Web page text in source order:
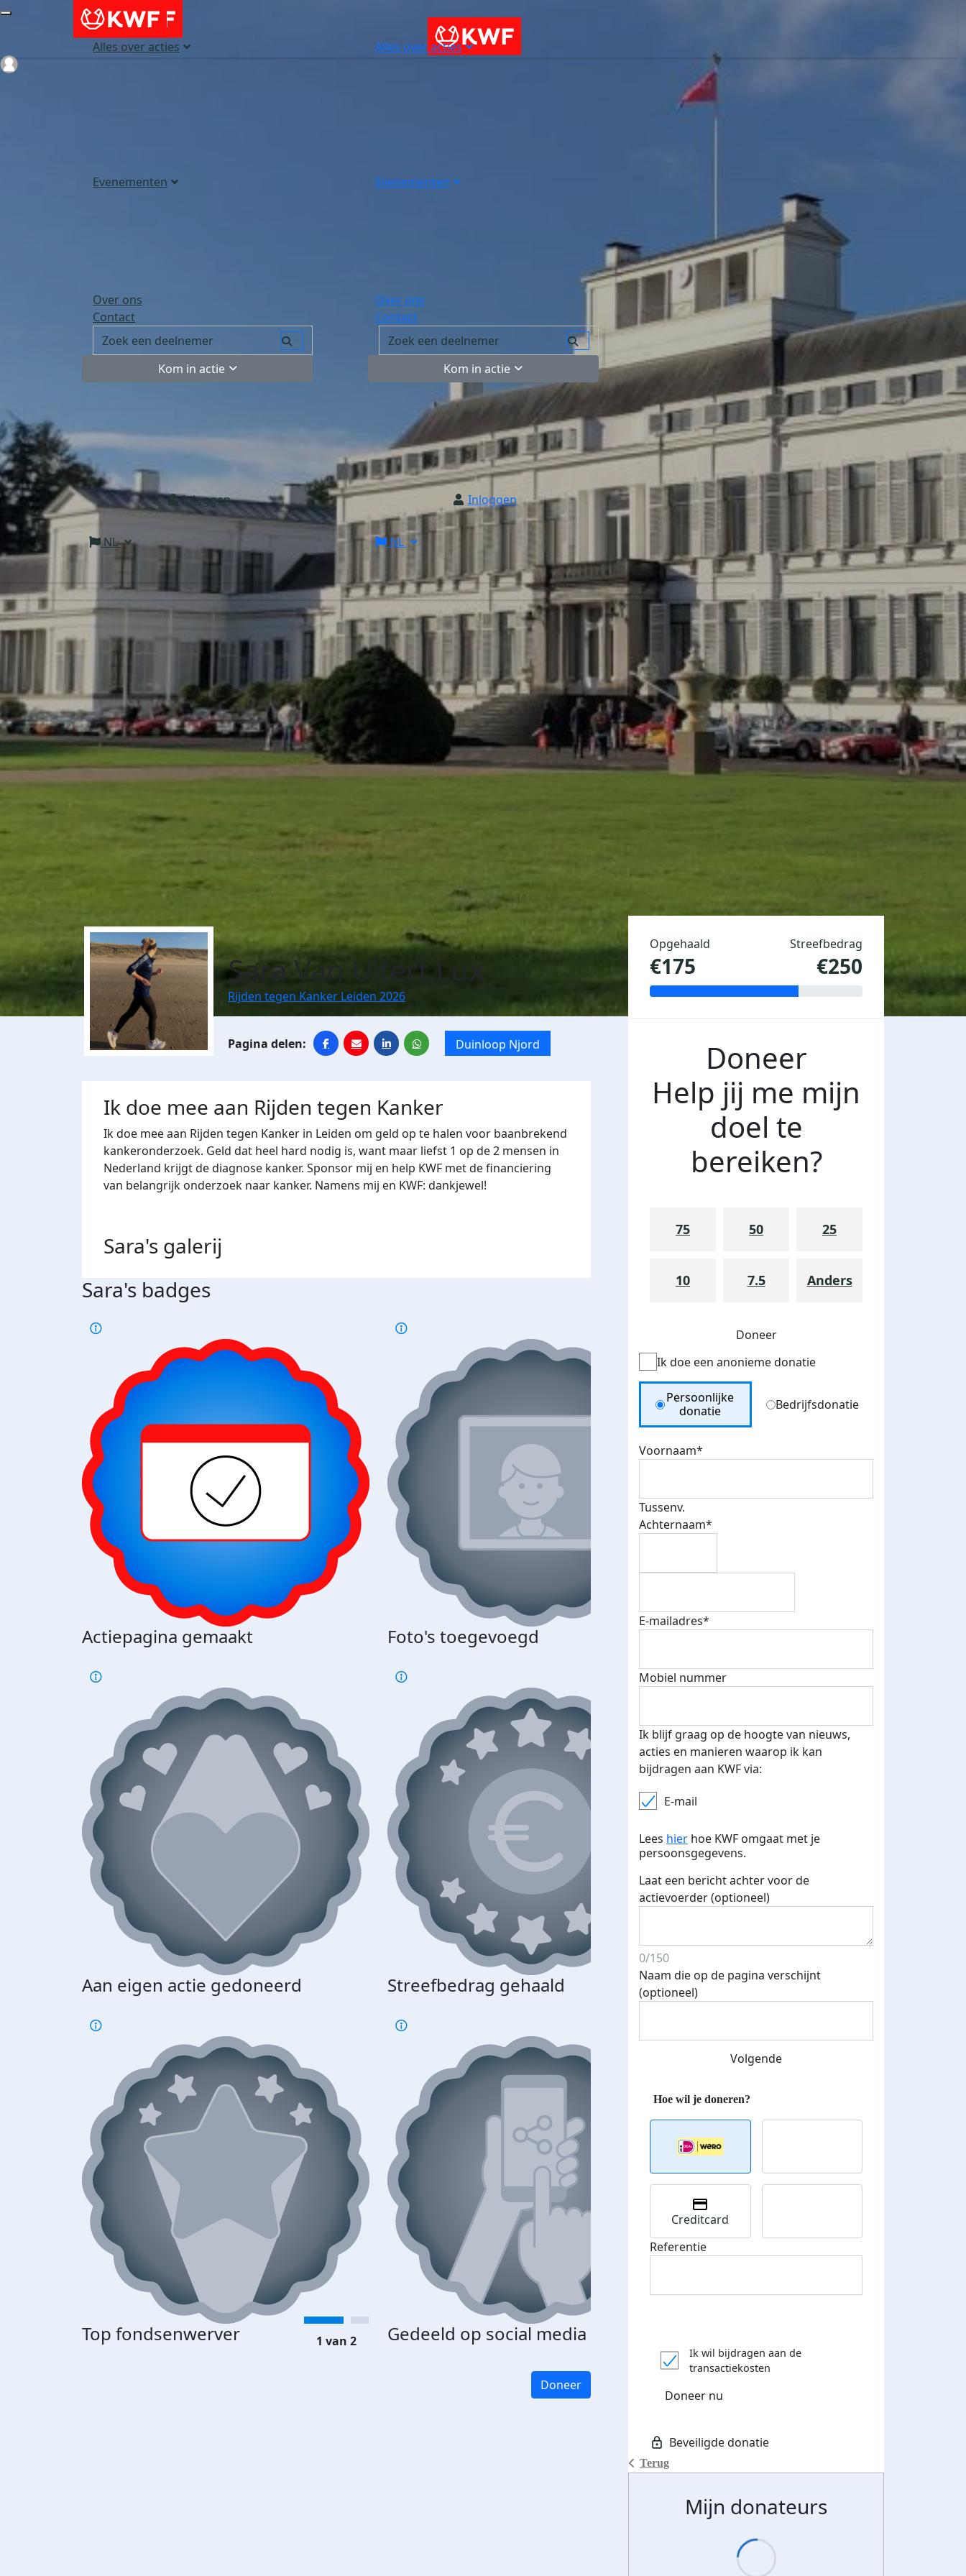
Alles over acties
Evenementen
Over ons
Contact
Kom in actie
Inloggen
NL
Alles over acties
Evenementen
Over ons
Contact
Kom in actie
Inloggen
NL
Sara Van Uitert Lux
Rijden tegen Kanker Leiden 2026
Duinloop Njord
Ik doe mee aan Rijden tegen Kanker
Ik doe mee aan Rijden tegen Kanker in Leiden om geld op te halen voor baanbrekend
kankeronderzoek. Geld dat heel hard nodig is, want maar liefst 1 op de 2 mensen in
Nederland krijgt de diagnose kanker. Sponsor mij en help KWF met de financiering
van belangrijk onderzoek naar kanker. Namens mij en KWF: dankjewel!
Sara's galerij
Sara's badges
Actiepagina gemaakt Foto's toegevoegd E-mails verstuurd
Aan eigen actie gedoneerd Streefbedrag gehaald Streefbedrag verhoogd
Top fondsenwerver Gedeeld op social media
Top fondsenwerver
1 van 2
Doneer
Opgehaald
€175
Streefbedrag
€250
Doneer
Help jij me mijn
doel te
bereiken?
75 50 25
10 7.5 Anders
Doneer
Ik doe een anonieme donatie
Donation Type
Persoonlijke
donatie
Bedrijfsdonatie
Voornaam*
Tussenv.
Achternaam*
E-mailadres*
Mobiel nummer
Ik blijf graag op de hoogte van nieuws,
acties en manieren waarop ik kan
bijdragen aan KWF via:
E-mail
Lees hier hoe KWF omgaat met je
persoonsgegevens.
Laat een bericht achter voor de
actievoerder (optioneel)
0/150
Naam die op de pagina verschijnt
(optioneel)
Volgende
Terug
Creditcard
Referentie
Ik wil bijdragen aan de
transactiekosten
Doneer nu
Mijn donateurs